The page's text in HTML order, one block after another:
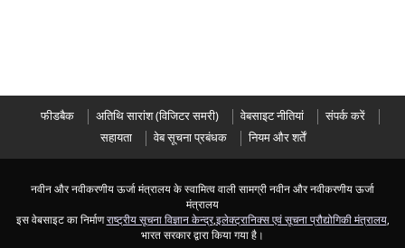
फीडबैक अतिथ‍ि सारांश (विज‍िटर समरी) वेबसाइट नीतियां
संपर्क करें
सहायता
वेब सूचना प्रबंधक नियम और शर्तें
नवीन और नवीकरणीय ऊर्जा मंत्रालय के स्‍वामित्‍व वाली सामग्री नवीन और नवीकरणीय ऊर्जा
मंत्रालय
इस वेबसाइट का निर्माणराष्ट्रीय सूचना विज्ञान केन्द्र,इलेक्ट्रानिक्स एवं सूचना प्रौद्योगिकी मंत्रालय,
भारत सरकार द्वारा किया गया है।